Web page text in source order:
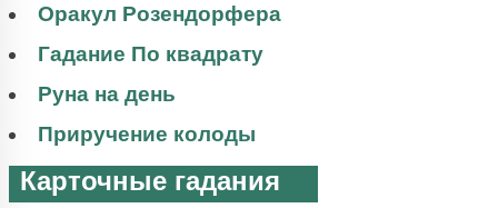
Оракул Розендорфера
Гадание По квадрату
Руна на день
Приручение колоды
Карточные гадания